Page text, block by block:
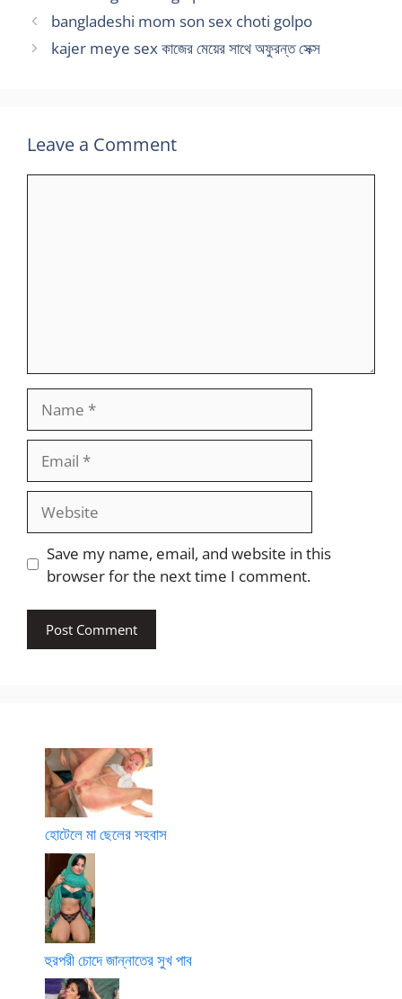
bangladeshi mom son sex choti golpo
kajer meye sex কাজের মেয়ের সাথে অফুরন্ত সেক্স
Leave a Comment
Save my name, email, and website in this
browser for the next time I comment.
হোটেলে মা ছেলের সহবাস
হুরপরী চোদে জান্নাতের সুখ পাব